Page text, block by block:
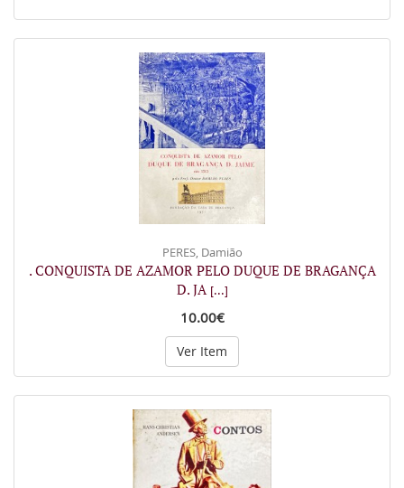
PERES, Damião
. CONQUISTA DE AZAMOR PELO DUQUE DE BRAGANÇA
D. JA [...]
10.00€
Ver Item